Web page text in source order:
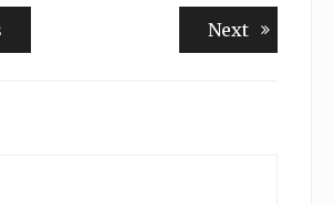
NextNext